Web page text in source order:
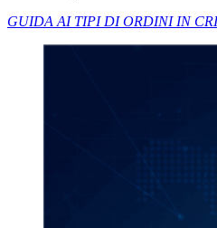
GUIDA AI TIPI DI ORDINI IN